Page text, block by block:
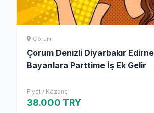
Çorum
Çorum Denizli Diyarbakır
Bayanlara Parttime İş Ek Gelir
Fiyat / Kazanç
38.000 TRY